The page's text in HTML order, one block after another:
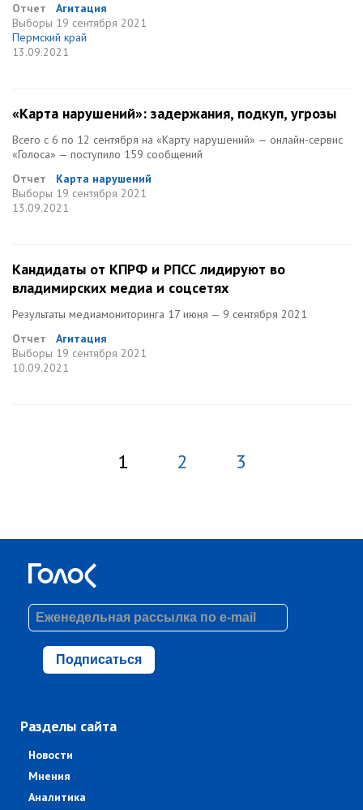
Отчет
Агитация
Выборы 19 сентября 2021
Пермский край
13.09.2021
«Карта нарушений»: задержания, подкуп, угрозы
Всего с 6 по 12 сентября на «Карту нарушений» — онлайн-сервис
«Голоса» — поступило 159 сообщений
Отчет
Карта нарушений
Выборы 19 сентября 2021
13.09.2021
Кандидаты от КПРФ и РПСС лидируют во
владимирских медиа и соцсетях
Результаты медиамониторинга 17 июня — 9 сентября 2021
Отчет
Агитация
Выборы 19 сентября 2021
10.09.2021
1 2 3
Подписаться
Разделы сайта
Новости
Мнения
Аналитика